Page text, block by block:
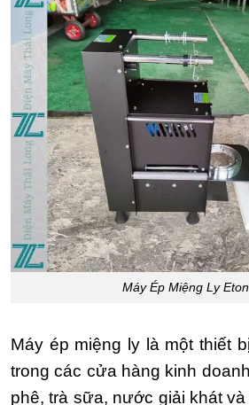
Máy Ép Miệng Ly
Máy ép miệng ly là một thiết
trong các cửa hàng kinh
phê, trà sữa, nước giải khát